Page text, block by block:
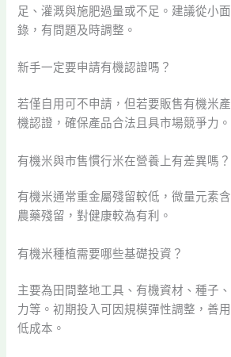
足、灌溉與施肥過量或不足。建議從小
錄，有問題及時調整。
新手一定要申請有機認證嗎？
若僅自用可不申請，但若要販售有機米
機認證，確保產品合法且具市場競爭力。
有機米與市售慣行米在營養上有差異嗎？
有機米通常重金屬殘留較低，微量元素
農藥殘留，對健康較為有利。
有機米種植需要哪些基礎投資？
主要為田間整地工具、有機資材、種子
力等。初期投入可因規模彈性調整，善
低成本。